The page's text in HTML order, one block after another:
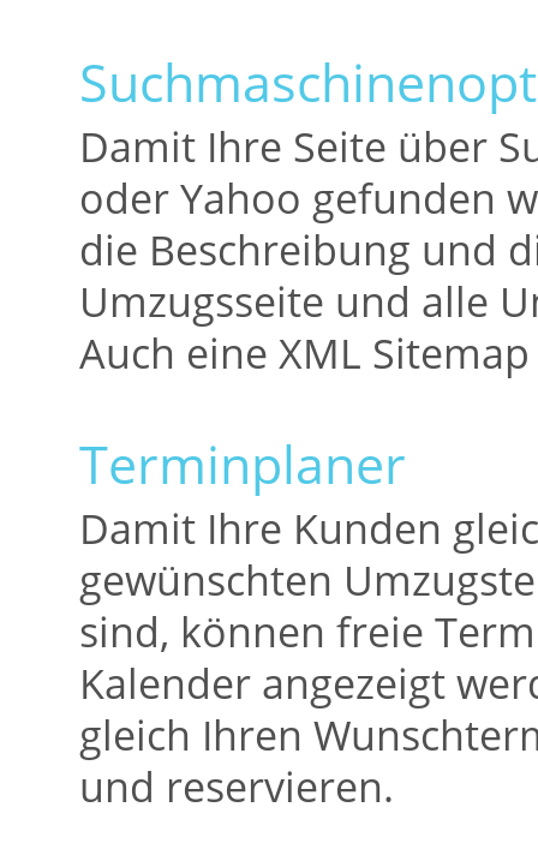
Damit Ihre Seite über
oder Yahoo gefunden
die Beschreibung und
Umzugsseite und alle
Auch eine XML
Terminplaner
Damit Ihre Kunden
gewünschten
sind, können freie
Kalender angezeigt
gleich Ihren
und reservieren.